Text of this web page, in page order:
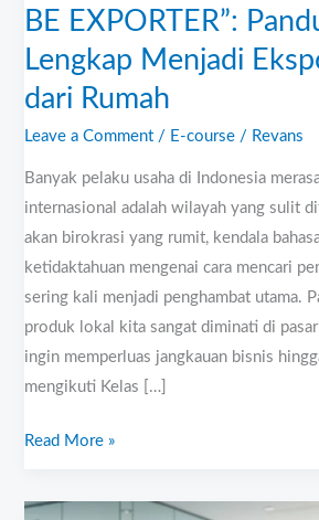
BE EXPORTER”:
Lengkap Menjadi
dari Rumah
Leave a Comment / E-course / Revans
Banyak pelaku usaha di Indonesia
internasional adalah wilayah yang sulit
akan birokrasi yang rumit, kendala
ketidaktahuan mengenai cara mencari
sering kali menjadi penghambat utama.
produk lokal kita sangat diminati di
ingin memperluas jangkauan bisnis
mengikuti Kelas […]
Sukses
dari
Rumah
Read More »
Course